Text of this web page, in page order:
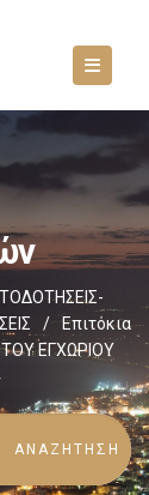
/
Επιτόκια
ΕΓΧΩΡΙΟΥ